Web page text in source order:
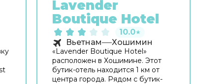
Lavender
Boutique Hotel
10.0★
Вьетнам Хошимин
«Lavender Boutique Hotel»
расположен в Хошимине. Этот
бутик-отель находится 1 км от
центра города. Рядом с бутик-